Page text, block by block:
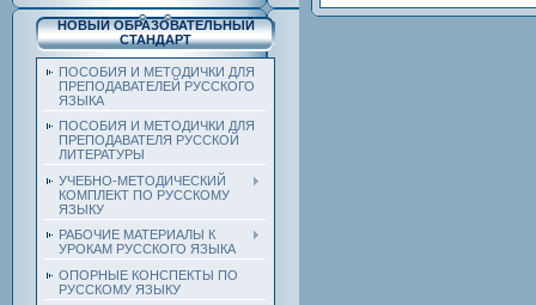
НОВЫЙ ОБРАЗОВАТЕЛЬНЫЙ
СТАНДАРТ
ПОСОБИЯ И МЕТОДИЧКИ ДЛЯ
ПРЕПОДАВАТЕЛЕЙ РУССКОГО
ЯЗЫКА
ПОСОБИЯ И МЕТОДИЧКИ ДЛЯ
ПРЕПОДАВАТЕЛЯ РУССКОЙ
ЛИТЕРАТУРЫ
УЧЕБНО-МЕТОДИЧЕСКИЙ
КОМПЛЕКТ ПО РУССКОМУ
ЯЗЫКУ
РАБОЧИЕ МАТЕРИАЛЫ К
УРОКАМ РУССКОГО ЯЗЫКА
ОПОРНЫЕ КОНСПЕКТЫ ПО
РУССКОМУ ЯЗЫКУ